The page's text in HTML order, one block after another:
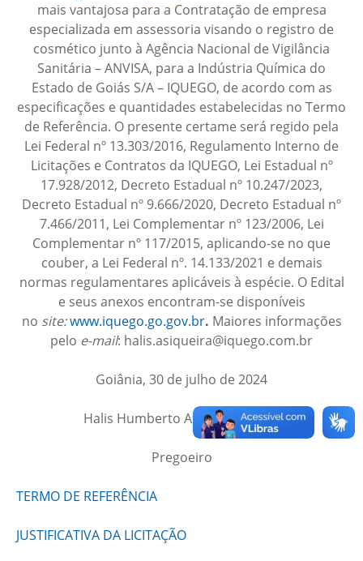
mais vantajosa para a Contratação de empresa
especializada em assessoria visando o registro de
cosmético junto à Agência Nacional de Vigilância
Sanitária – ANVISA, para a Indústria Química do
Estado de Goiás S/A – IQUEGO, de acordo com as
especificações e quantidades estabelecidas no Termo
de Referência. O presente certame será regido pela
Lei Federal nº 13.303/2016, Regulamento Interno de
Licitações e Contratos da IQUEGO, Lei Estadual nº
17.928/2012, Decreto Estadual nº 10.247/2023,
Decreto Estadual nº 9.666/2020, Decreto Estadual nº
7.466/2011, Lei Complementar nº 123/2006, Lei
Complementar nº 117/2015, aplicando-se no que
couber, a Lei Federal nº. 14.133/2021 e demais
normas regulamentares aplicáveis à espécie. O Edital
e seus anexos encontram-se disponíveis
no site:www.iquego.go.gov.br. Maiores informações
pelo e-mail: halis.asiqueira@iquego.com.br
Goiânia, 30 de julho de 2024
Halis Humberto Afonso Siqueira
Pregoeiro
TERMO DE REFERÊNCIA
JUSTIFICATIVA DA LICITAÇÃO